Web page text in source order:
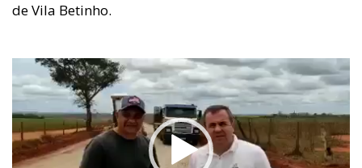
de Vila Betinho.
Tocador
de
vídeo